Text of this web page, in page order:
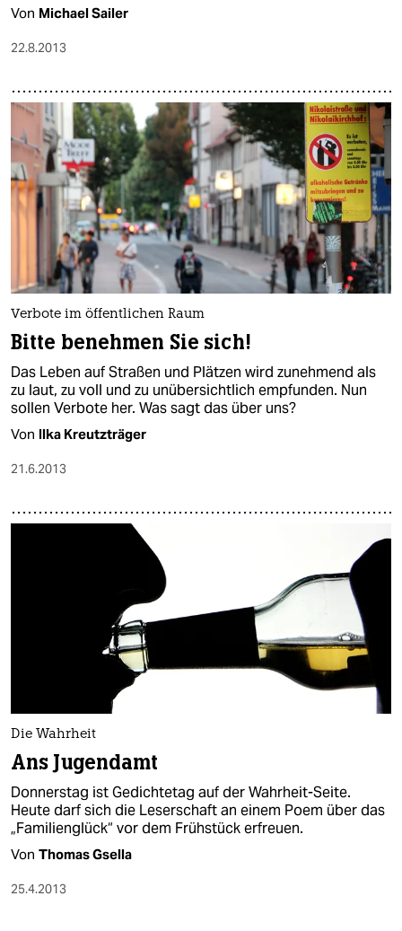
Von Michael Sailer
22.8.2013
Verbote im öffentlichen Raum
Bitte benehmen Sie sich!
Das Leben auf Straßen und Plätzen wird zunehmend als
zu laut, zu voll und zu unübersichtlich empfunden. Nun
sollen Verbote her. Was sagt das über uns?
Von Ilka Kreutzträger
21.6.2013
Die Wahrheit
Ans Jugendamt
Donnerstag ist Gedichtetag auf der Wahrheit-Seite.
Heute darf sich die Leserschaft an einem Poem über das
„Familienglück“ vor dem Frühstück erfreuen.
Von Thomas Gsella
25.4.2013